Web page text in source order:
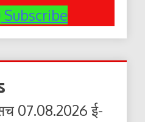
Subscribe
07.08.2026 ई-